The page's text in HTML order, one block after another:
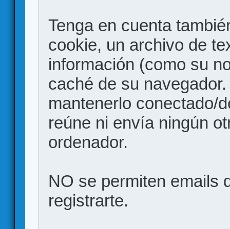
Tenga en cuenta
cookie, un archivo de
información (como su
caché de su
mantenerlo conectado/
reúne ni envía ningún
ordenador.
NO se permiten emails
registrarte.